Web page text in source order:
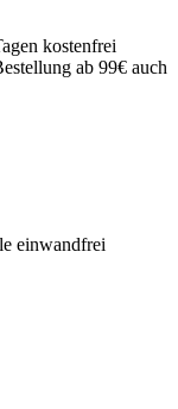
kostenfrei
ab 99€ auch
einwandfrei